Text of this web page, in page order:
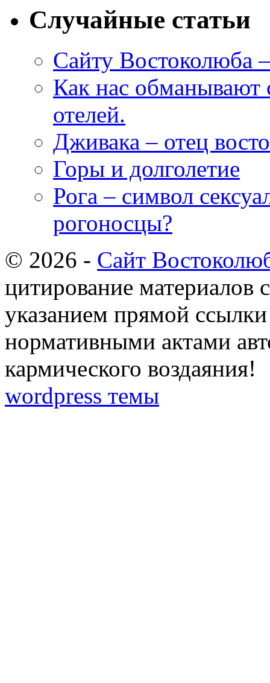
Случайные статьи
Сайту Востоколюба
Как нас
отелей.
Дживака – отец
Горы и долголетие
Рога – символ
рогоносцы?
© 2026 - Сайт
цитирование материалов
указанием прямой
нормативными актами
кармического воздаяния!
wordpress темы